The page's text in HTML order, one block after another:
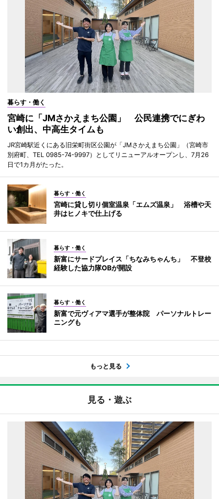
暮らす・働く
宮崎に「JMさかえまち公園」 公民連携でにぎわ
い創出、中高生タイムも
JR宮崎駅近くにある旧栄町街区公園が「JMさかえまち公園」（宮崎市
別府町、TEL 0985-74-9997）としてリニューアルオープンし、7月26
日で1カ月がたった。
暮らす・働く
宮崎に貸し切り個室温泉「エムズ温泉」 浴槽や天
井はヒノキで仕上げる
暮らす・働く
新富にサードプレイス「ちなみちゃんち」 不登校
経験した協力隊OBが開設
暮らす・働く
新富で元ヴィアマ選手が整体院 パーソナルトレー
ニングも
もっと見る
見る・遊ぶ